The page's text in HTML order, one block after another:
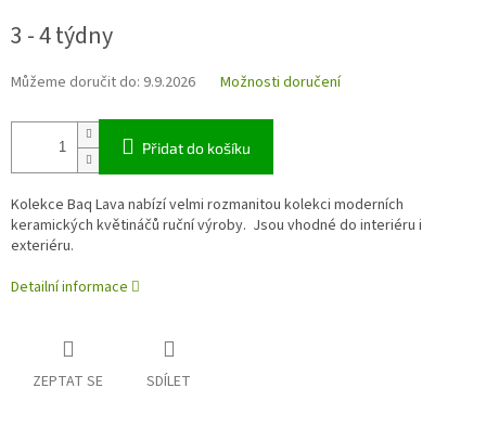
cena:
3 - 4 týdny
Můžeme doručit do: 9.9.2026 Možnosti doručení
Přidat do košíku
Kolekce Baq Lava nabízí velmi rozmanitou kolekci moderních
keramických květináčů ruční výroby. Jsou vhodné do interiéru i
exteriéru.
Detailní informace
ZEPTAT SE SDÍLET